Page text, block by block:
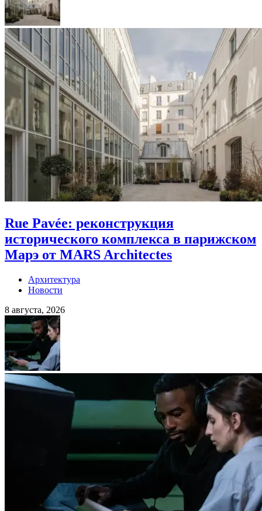
Rue Pavée: реконструкция
исторического комплекса в парижском
Марэ от MARS Architectes
Архитектура
Новости
8 августа, 2026